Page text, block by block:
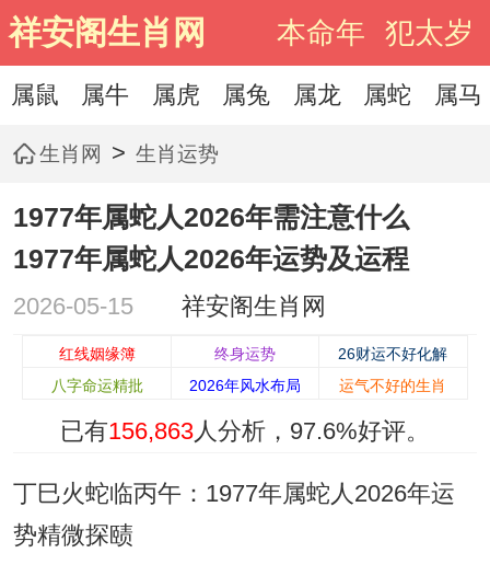
祥安阁生肖网 本命年 犯太岁
属鼠 属牛 属虎 属兔 属龙 属蛇 属马
生肖网 > 生肖运势
1977年属蛇人2026年需注意什么
1977年属蛇人2026年运势及运程
2026-05-15 祥安阁生肖网
红线姻缘簿 终身运势
26财运不好化解
八字命运精批
2026年风水布局 运气不好的生肖
已有156,863人分析， 97.6%好评。
丁巳火蛇临丙午：1977年属蛇人2026年运
势精微探赜